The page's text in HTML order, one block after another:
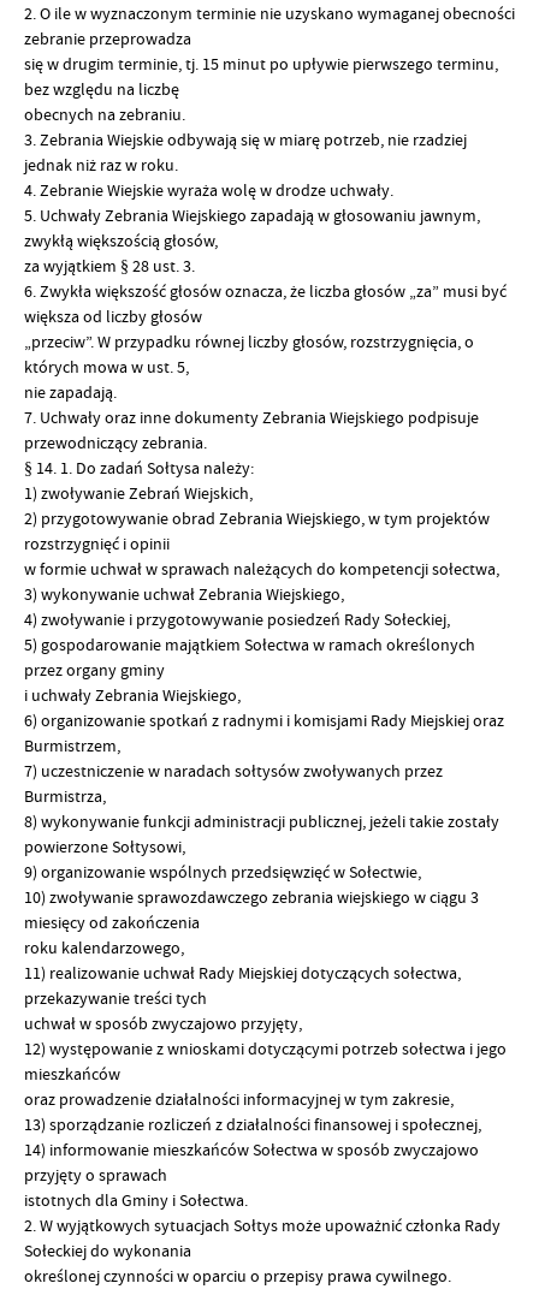
2. O ile w wyznaczonym terminie nie uzyskano wymaganej obecności
zebranie przeprowadza
się w drugim terminie, tj. 15 minut po upływie pierwszego terminu,
bez względu na liczbę
obecnych na zebraniu.
3. Zebrania Wiejskie odbywają się w miarę potrzeb, nie rzadziej
jednak niż raz w roku.
4. Zebranie Wiejskie wyraża wolę w drodze uchwały.
5. Uchwały Zebrania Wiejskiego zapadają w głosowaniu jawnym,
zwykłą większością głosów,
za wyjątkiem § 28 ust. 3.
6. Zwykła większość głosów oznacza, że liczba głosów „za” musi być
większa od liczby głosów
„przeciw”. W przypadku równej liczby głosów, rozstrzygnięcia, o
których mowa w ust. 5,
nie zapadają.
7. Uchwały oraz inne dokumenty Zebrania Wiejskiego podpisuje
przewodniczący zebrania.
§ 14. 1. Do zadań Sołtysa należy:
1) zwoływanie Zebrań Wiejskich,
2) przygotowywanie obrad Zebrania Wiejskiego, w tym projektów
rozstrzygnięć i opinii
w formie uchwał w sprawach należących do kompetencji sołectwa,
3) wykonywanie uchwał Zebrania Wiejskiego,
4) zwoływanie i przygotowywanie posiedzeń Rady Sołeckiej,
5) gospodarowanie majątkiem Sołectwa w ramach określonych
przez organy gminy
i uchwały Zebrania Wiejskiego,
6) organizowanie spotkań z radnymi i komisjami Rady Miejskiej oraz
Burmistrzem,
7) uczestniczenie w naradach sołtysów zwoływanych przez
Burmistrza,
8) wykonywanie funkcji administracji publicznej, jeżeli takie zostały
powierzone Sołtysowi,
9) organizowanie wspólnych przedsięwzięć w Sołectwie,
10) zwoływanie sprawozdawczego zebrania wiejskiego w ciągu 3
miesięcy od zakończenia
roku kalendarzowego,
11) realizowanie uchwał Rady Miejskiej dotyczących sołectwa,
przekazywanie treści tych
uchwał w sposób zwyczajowo przyjęty,
12) występowanie z wnioskami dotyczącymi potrzeb sołectwa i jego
mieszkańców
oraz prowadzenie działalności informacyjnej w tym zakresie,
13) sporządzanie rozliczeń z działalności finansowej i społecznej,
14) informowanie mieszkańców Sołectwa w sposób zwyczajowo
przyjęty o sprawach
istotnych dla Gminy i Sołectwa.
2. W wyjątkowych sytuacjach Sołtys może upoważnić członka Rady
Sołeckiej do wykonania
określonej czynności w oparciu o przepisy prawa cywilnego.